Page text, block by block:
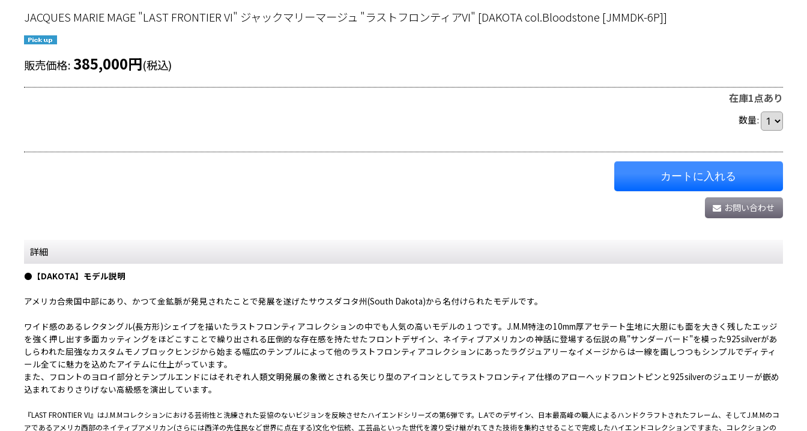
JACQUES MARIE MAGE "LAST FRONTIER VI" ジャックマリーマージュ "ラストフロンティアVI" [DAKOTA col.Bloodstone [JMMDK-6P]]
販売価格: 385,000円(税込)
在庫1点あり
数量:
カートに入れる
お問い合わせ
詳細
●【DAKOTA】モデル説明
アメリカ合衆国中部にあり、かつて金鉱脈が発見されたことで発展を遂げたサウスダコタ州(South Dakota)から名付けられたモデルです。
ワイド感のあるレクタングル(長方形)シェイプを描いたラストフロンティアコレクションの中でも人気の高いモデルの１つです。J.M.M特注の10mm厚アセテート生地に大胆にも面を大きく残したエッジ
を強く押し出す多面カッティングをほどこすことで繰り出される圧倒的な存在感を持たせたフロントデザイン、ネイティブアメリカンの神話に登場する伝説の鳥"サンダーバード"を模った925silverがあ
しらわれた屈強なカスタムモノブロックヒンジから始まる幅広のテンプルによって他のラストフロンティアコレクションにあったラグジュアリーなイメージからは一線を画しつつもシンプルでディティ
ール全てに魅力を込めたアイテムに仕上がっています。
また、フロントのヨロイ部分とテンプルエンドにはそれぞれ人類文明発展の象徴とされる矢じり型のアイコンとしてラストフロンティア仕様のアローヘッドフロントピンと925silverのジュエリーが嵌め
込まれておりさりげない高級感を演出しています。
『LAST FRONTIER VI』はJ.M.Mコレクションにおける芸術性と洗練された妥協のないビジョンを反映させたハイエンドシリーズの第6弾です。L.Aでのデザイン、日本最高峰の職人によるハンドクラフトされたフレーム、そしてJ.M.Mのコ
アであるアメリカ西部のネイティブアメリカン(さらには西洋の先住民など世界に点在する)文化や伝統、工芸品といった世代を渡り受け継がれてきた技術を集約させることで完成したハイエンドコレクションですまた、コレクションの